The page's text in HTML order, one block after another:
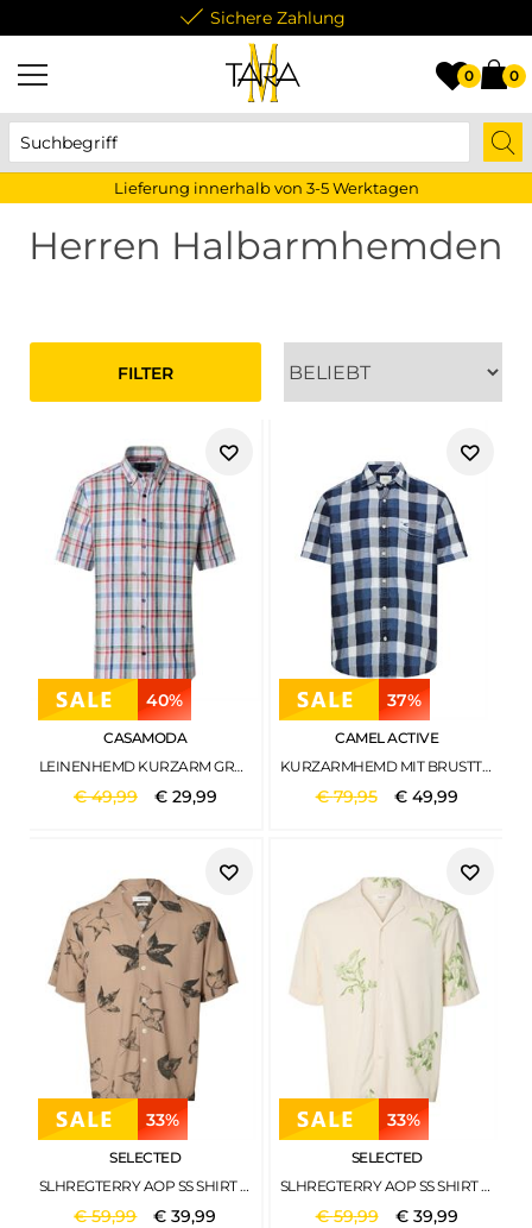
Sichere Zahlung
0 0
Lieferung innerhalb von 3-5 Werktagen
Herren Halbarmhemden
FILTER
40%
CASAMODA
LEINENHEMD KURZARM GRÜN
€49,99 € 29,99
37%
CAMEL ACTIVE
KURZARMHEMD MIT BRUSTTASCHEN INDIGO BLUE
€79,95 € 49,99
33%
SELECTED
SLHREGTERRY AOP SS SHIRT BRACKEN
€59,99 €39,99
33%
SELECTED
SLHREGTERRY AOP SS SHIRT EGRET
€59,99 € 39,99